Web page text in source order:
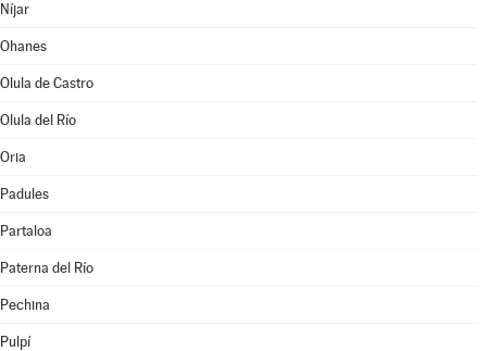
Níjar
Ohanes
Olula de Castro
Olula del Río
Oria
Padules
Partaloa
Paterna del Río
Pechina
Pulpí